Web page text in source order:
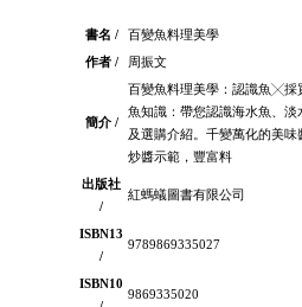
書名 /
百變魚料理美學
作者 /
周振文
簡介 /
百變魚料理美學：認識魚╳
魚知識：帶您認識海水魚、
及選購介紹。千變萬化的美味
炒醬示範，豐富料
出版社
/
紅螞蟻圖書有限公司
ISBN13
/
9789869335027
ISBN10
9869335020